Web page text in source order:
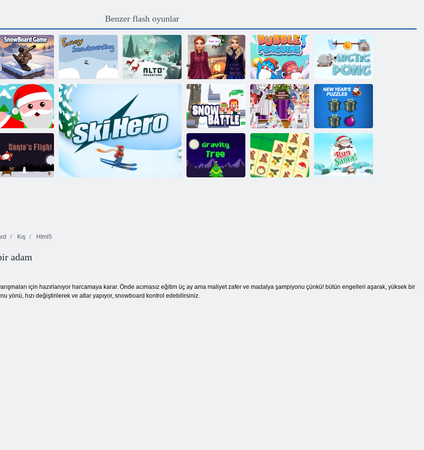
Benzer flash oyunlar
Snowboard
Oyunu
Snowboard
Macerası
Kızkardeşler
Gündüz
Kabarcık
penguenler
Arctic Pong
Noel Baba
Kayak
Kar savaşı
Beyaz Noel
Partisi
Yeni Yıl
Bulmacaları
Kış Html5
adam
için hazırlanıyor harcamaya karar. Önde acımasız eğitim üç ay ama maliyet zafer ve madalya şampiyonu çünkü! bütün engelleri aşarak, yüksek bir
yönü, hızı değiştirilerek ve atlar yapıyor, snowboard kontrol edebilirsiniz.